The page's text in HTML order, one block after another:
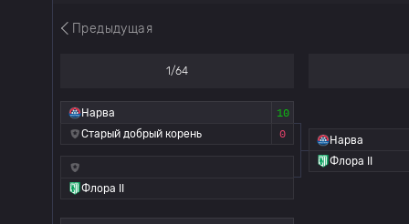
Предыдущая
1/64
Нарва
10
Старый добрый корень
0
Флора II
Нарва
Флора II